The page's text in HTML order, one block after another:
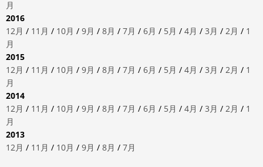
月
2016
12月 / 11月 / 10月 / 9月 / 8月 / 7月 / 6月 / 5月 / 4月 / 3月 / 2月 / 1
月
2015
12月 / 11月 / 10月 / 9月 / 8月 / 7月 / 6月 / 5月 / 4月 / 3月 / 2月 / 1
月
2014
12月 / 11月 / 10月 / 9月 / 8月 / 7月 / 6月 / 5月 / 4月 / 3月 / 2月 / 1
月
2013
12月 / 11月 / 10月 / 9月 / 8月 / 7月